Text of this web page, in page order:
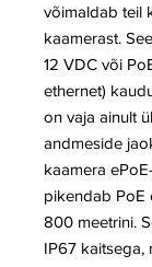
võimaldab teil
kaamerast.
12 VDC või
ethernet)
on vaja ainult
andmeside
kaamera
pikendab PoE
800 meetrini.
IP67 kaitsega,